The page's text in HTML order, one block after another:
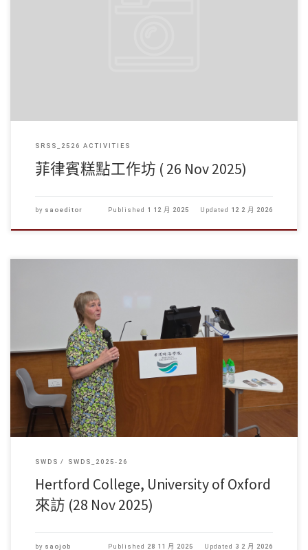
SRSS_2526 ACTIVITIES
菲律賓糕點工作坊 ( 26 Nov 2025)
by saoeditor Published 1 12 月 2025 Updated 12 2 月 2026
2025年11月28日，香港珠海學院非常高興地迎來了牛津大學 […]
SWDS SWDS_2025-26
Hertford College, University of Oxford
來訪 (28 Nov 2025)
by saojob Published 28 11 月 2025 Updated 3 2 月 2026